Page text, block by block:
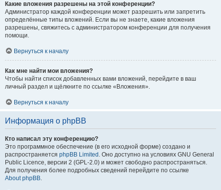
Какие вложения разрешены на этой конференции?
Администратор каждой конференции может разрешить или запретить
определённые типы вложений. Если вы не знаете, какие вложения
разрешены, свяжитесь с администратором конференции для получения
помощи.
Вернуться к началу
Как мне найти мои вложения?
Чтобы найти список добавленных вами вложений, перейдите в ваш
личный раздел и щёлкните по ссылке «Вложения».
Вернуться к началу
Информация о phpBB
Кто написал эту конференцию?
Это программное обеспечение (в его исходной форме) создано и
распространяется phpBB Limited . Оно доступно на условиях GNU General
Public Licence, версии 2 (GPL-2.0) и может свободно распространяться.
Для получения более подробных сведений перейдите по ссылке
About phpBB.